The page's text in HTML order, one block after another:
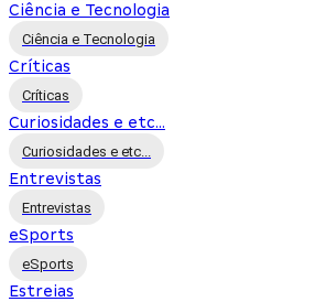
Ciência e Tecnologia
Ciência e Tecnologia
Críticas
Críticas
Curiosidades e etc...
Curiosidades e etc...
Entrevistas
Entrevistas
eSports
eSports
Estreias